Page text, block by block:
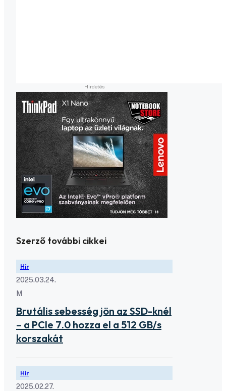
Szerző további cikkei
Hír
2025.03.24.
M
Brutális sebesség jön az SSD-knél
– a PCIe 7.0 hozza el a 512 GB/s
korszakát
Hír
2025.02.27.